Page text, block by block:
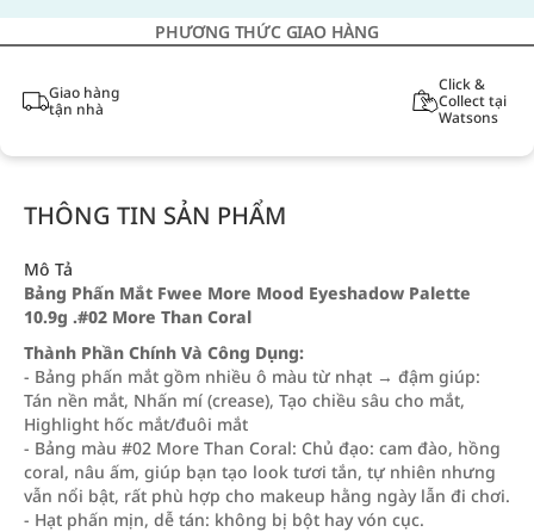
PHƯƠNG THỨC GIAO HÀNG
Giao hàng
tận nhà
Click &
Collect tại
Watsons
THÔNG TIN SẢN PHẨM
Mô Tả
Bảng Phấn Mắt Fwee More Mood Eyeshadow Palette
10.9g .#02 More Than Coral
Thành Phần Chính Và Công Dụng:
- Bảng phấn mắt gồm nhiều ô màu từ nhạt → đậm giúp:
Tán nền mắt, Nhấn mí (crease), Tạo chiều sâu cho mắt,
Highlight hốc mắt/đuôi mắt
- Bảng màu #02 More Than Coral: Chủ đạo: cam đào, hồng
coral, nâu ấm, giúp bạn tạo look tươi tắn, tự nhiên nhưng
vẫn nổi bật, rất phù hợp cho makeup hằng ngày lẫn đi chơi.
- Hạt phấn mịn, dễ tán: không bị bột hay vón cục.